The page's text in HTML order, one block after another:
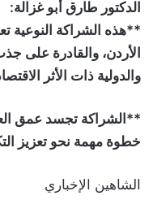
الدكتور طارق أبو غزالة:
**هذه الشراكة النوعية
الأردن، والقادرة على
والدولية ذات الأثر
**الشراكة تجسد عمق
خطوة مهمة نحو تعزيز
الشاهين الإخباري